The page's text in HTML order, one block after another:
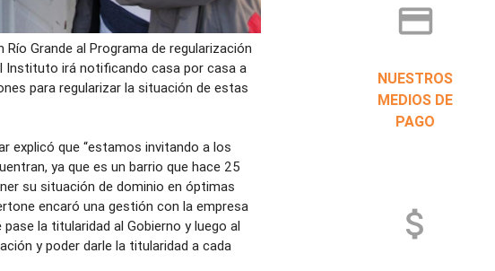
Grande al Programa de regularización
Instituto irá notificando casa por casa a
para regularizar la situación de estas
explicó que “estamos invitando a los
ya que es un barrio que hace 25
su situación de dominio en óptimas
encaró una gestión con la empresa
la titularidad al Gobierno y luego al
y poder darle la titularidad a cada
credit_card
NUESTROS
MEDIOS DE
PAGO
attach_money